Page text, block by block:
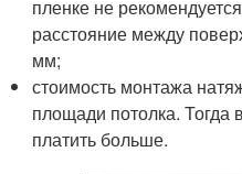
пленке не
расстояние между
мм;
стоимость монтажа
площади потолка. Тогда
платить больше.